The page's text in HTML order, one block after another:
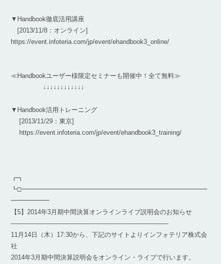
▼Handbook徹底活用講座
[2013/11/8：オンライン]
https://event.infoteria.com/jp/event/ehandbook3_online/
≪Handbookユーザー様限定セミナーも開催中！全て無料≫
↓↓↓↓↓↓↓↓↓↓↓↓
▼Handbook活用トレーニング
[2013/11/29：東京]
https://event.infoteria.com/jp/event/ehandbook3_training/
┏┓
┗□━━━━━━━━━━━━━━━━━━━━━━━━━━━━━
━━━━━━
【5】2014年3月期中間決算オンラインライブ説明会のお知らせ
————————————————————————–
11月14日（木）17:30から、下記のサイトよりインフォテリア株式会
社
2014年3月期中間決算説明会をオンライン・ライブで行います。